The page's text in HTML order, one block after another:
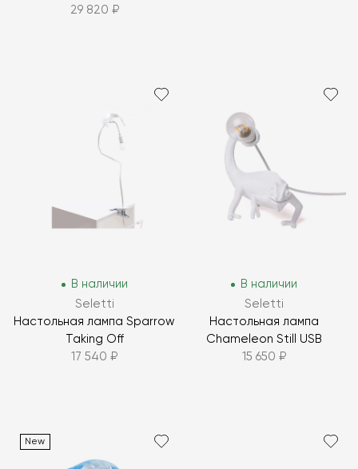
29 820 ₽
В наличии
Seletti
Настольная лампа Sparrow
Taking Off
17 540 ₽
В наличии
Seletti
Настольная лампа
Chameleon Still USB
15 650 ₽
New